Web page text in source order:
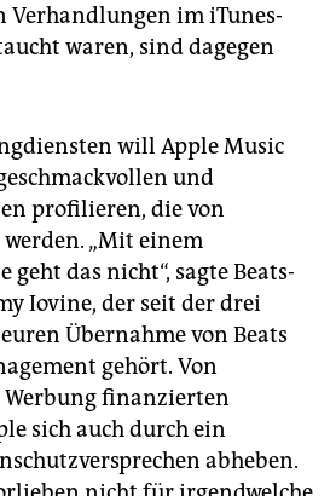
Verhandlungen im iTunes-
waren, sind dagegen
will Apple Music
und
profilieren, die von
„Mit einem
das nicht“, sagte Beats-
Iovine, der seit der drei
Übernahme von Beats
gehört. Von
Werbung finanzierten
sich auch durch ein
abheben.